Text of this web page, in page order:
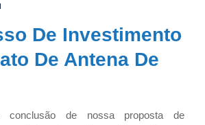
De Investimento
De Antena De
de nossa proposta de